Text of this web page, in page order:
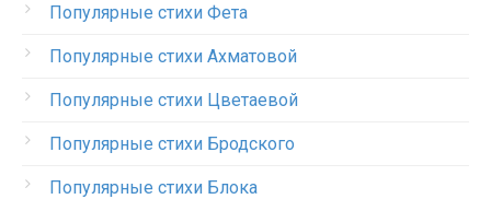
Популярные стихи Фета
Популярные стихи Ахматовой
Популярные стихи Цветаевой
Популярные стихи Бродского
Популярные стихи Блока